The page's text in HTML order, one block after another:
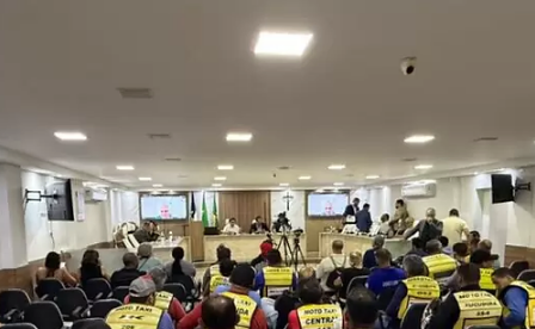
2 de abr.
8 min de leitura
TECH
Google começa a liberar troca de endereço no
Gmail e muda uma regra histórica; entenda
vai funcionar